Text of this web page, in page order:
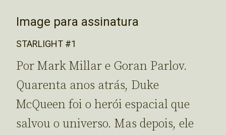
Image para assinatura
STARLIGHT #1
Por Mark Millar e Goran Parlov.
Quarenta anos atrás, Duke
McQueen foi o herói espacial que
salvou o universo. Mas depois, ele